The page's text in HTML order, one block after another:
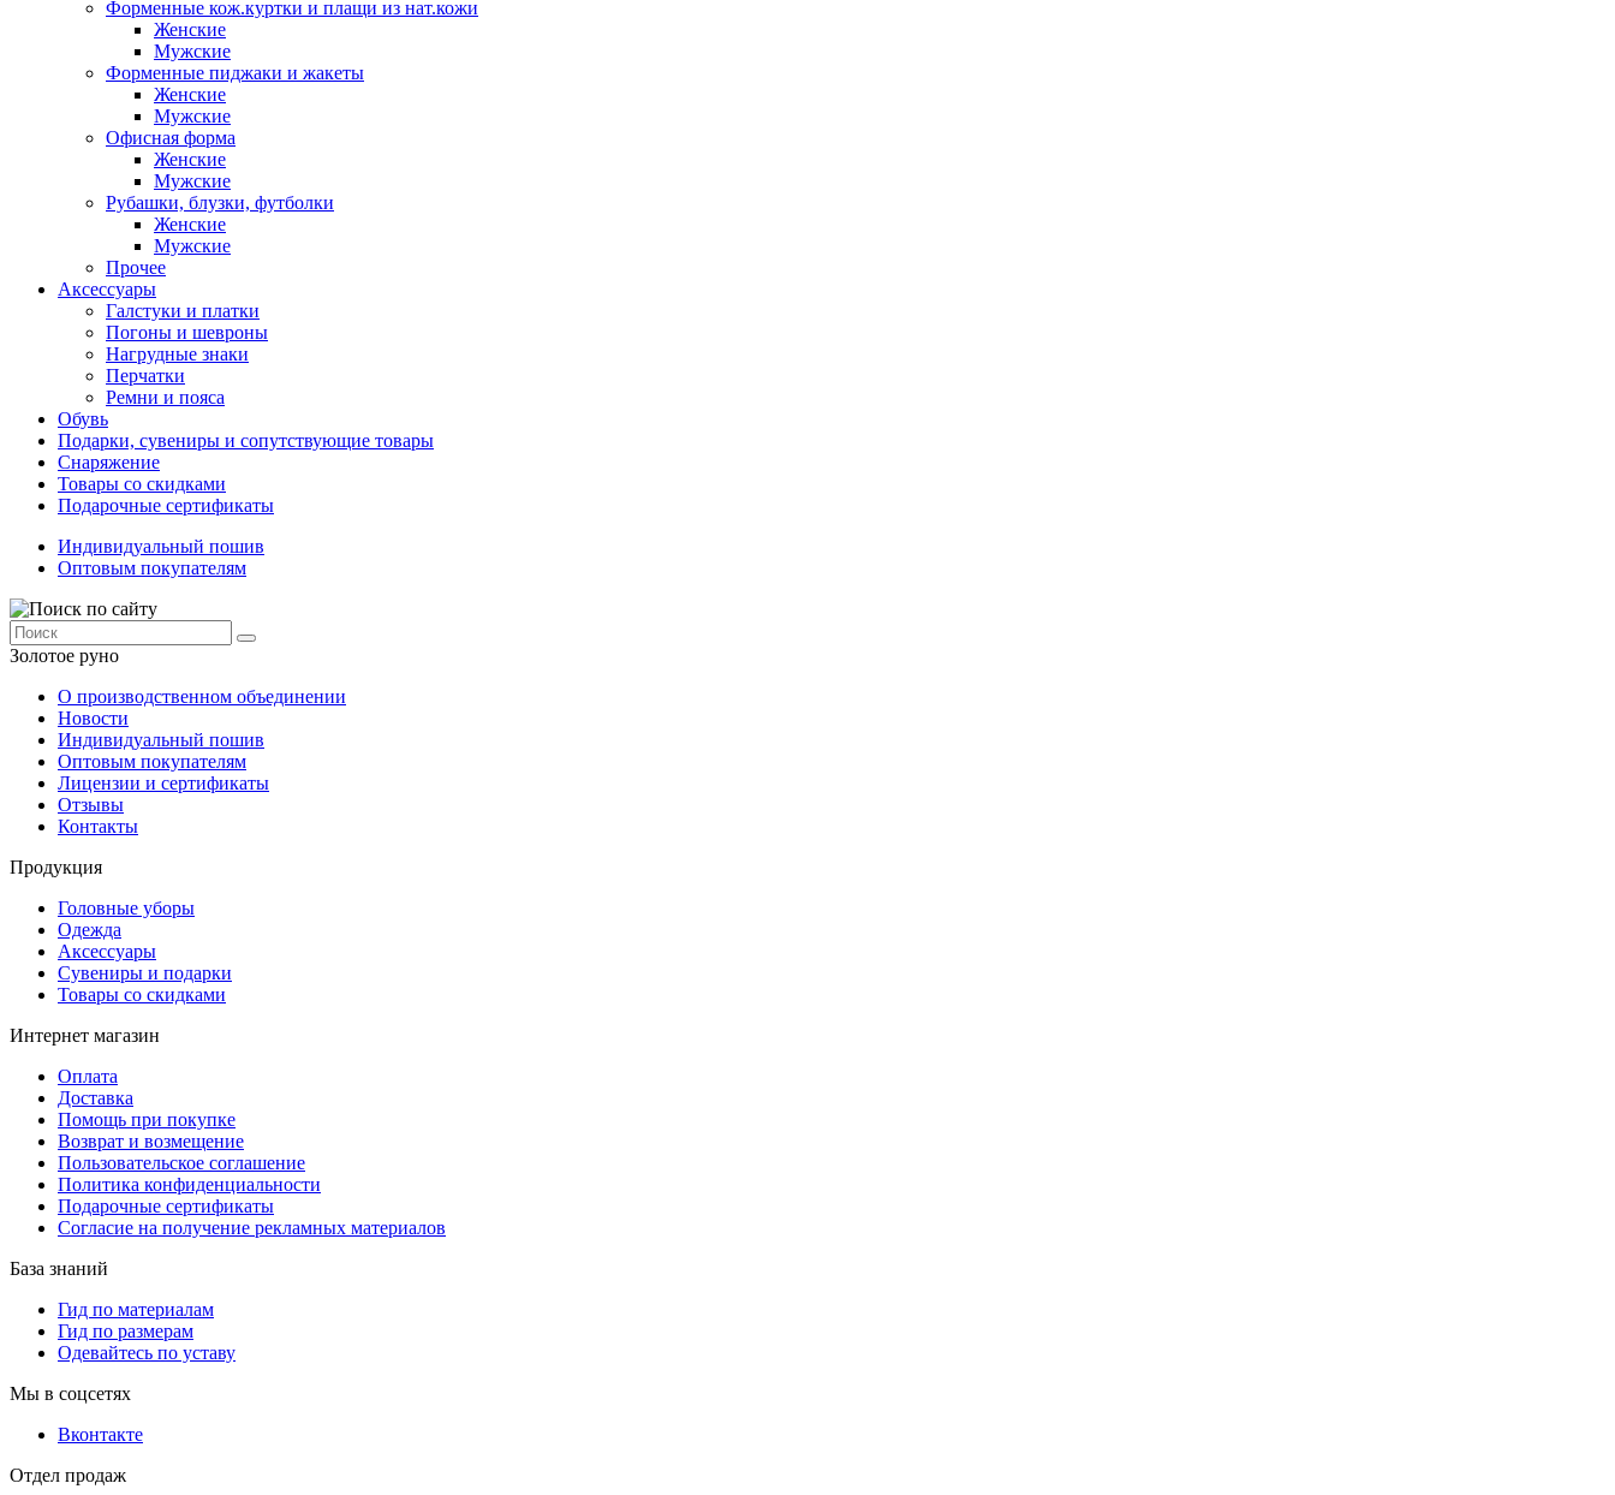
Форменные кож.куртки и плащи из нат.кожи
Женские
Мужские
Форменные пиджаки и жакеты
Женские
Мужские
Офисная форма
Женские
Мужские
Рубашки, блузки, футболки
Женские
Мужские
Прочее
Аксессуары
Галстуки и платки
Погоны и шевроны
Нагрудные знаки
Перчатки
Ремни и пояса
Обувь
Подарки, сувениры и сопутствующие товары
Снаряжение
Товары со скидками
Подарочные сертификаты
Индивидуальный пошив
Оптовым покупателям
Золотое руно
О производственном объединении
Новости
Индивидуальный пошив
Оптовым покупателям
Лицензии и сертификаты
Отзывы
Контакты
Продукция
Головные уборы
Одежда
Аксессуары
Сувениры и подарки
Товары со скидками
Интернет магазин
Оплата
Доставка
Помощь при покупке
Возврат и возмещение
Пользовательское соглашение
Политика конфиденциальности
Подарочные сертификаты
Согласие на получение рекламных материалов
База знаний
Гид по материалам
Гид по размерам
Одевайтесь по уставу
Мы в соцсетях
Вконтакте
Отдел продаж